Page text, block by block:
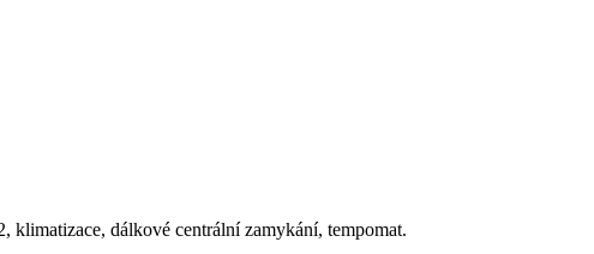
dálkové centrální zamykání, tempomat.